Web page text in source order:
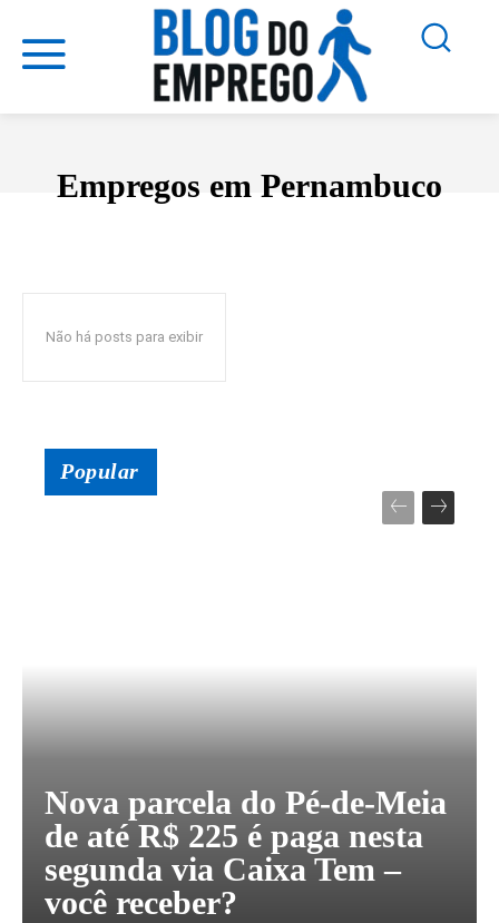
Empregos em Pernambuco
Não há posts para exibir
Popular
Nova parcela do Pé-de-Meia
de até R$ 225 é paga nesta
segunda via Caixa Tem –
você receber?